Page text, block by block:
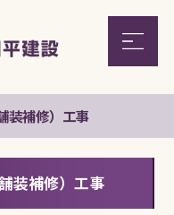
装補修）工事
装補修）工事